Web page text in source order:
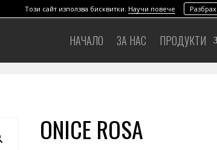
НАЧАЛО ЗА НАС ПРОДУКТИ
ONICE ROSA
Този сайт използва бисквитки. Научи повече Разбрах